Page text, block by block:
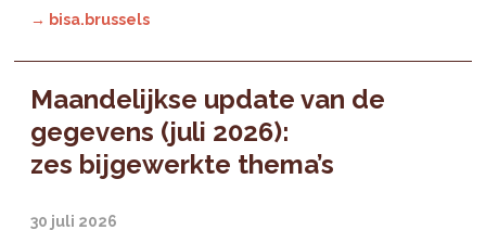
→ bisa.brussels
Maandelijkse update van de
gegevens (juli 2026):
zes bijgewerkte thema’s
30 juli 2026